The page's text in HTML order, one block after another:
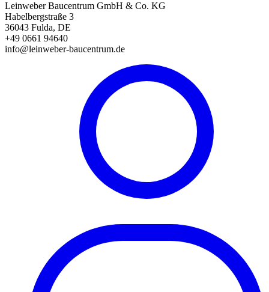
Leinweber Baucentrum GmbH & Co. KG
Habelbergstraße 3
36043 Fulda, DE
+49 0661 94640
info@leinweber-baucentrum.de